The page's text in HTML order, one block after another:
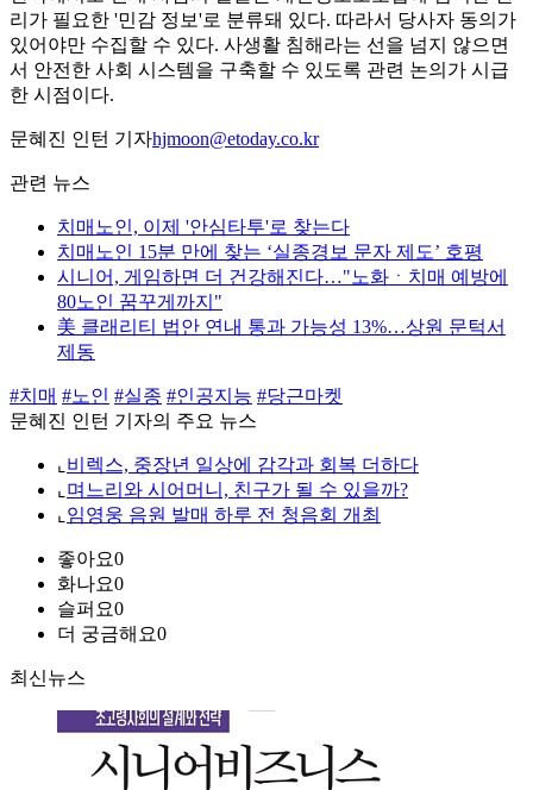
리가 필요한 '민감 정보'로 분류돼 있다. 따라서 당사자 동의가
있어야만 수집할 수 있다. 사생활 침해라는 선을 넘지 않으면
서 안전한 사회 시스템을 구축할 수 있도록 관련 논의가 시급
한 시점이다.
문혜진 인턴 기자hjmoon@etoday.co.kr
관련 뉴스
치매노인, 이제 '안심타투'로 찾는다
치매노인 15분 만에 찾는 ‘실종경보 문자 제도’ 호평
시니어, 게임하면 더 건강해진다…"노화ㆍ치매 예방에
80노인 꿈꾸게까지"
美 클래리티 법안 연내 통과 가능성 13%…상원 문턱서
제동
#치매 #노인 #실종 #인공지능 #당근마켓
문혜진 인턴 기자의 주요 뉴스
⌞ 비렉스, 중장년 일상에 감각과 회복 더하다
⌞ 며느리와 시어머니, 친구가 될 수 있을까?
⌞ 임영웅 음원 발매 하루 전 청음회 개최
좋아요0
화나요0
슬퍼요0
더 궁금해요0
최신뉴스